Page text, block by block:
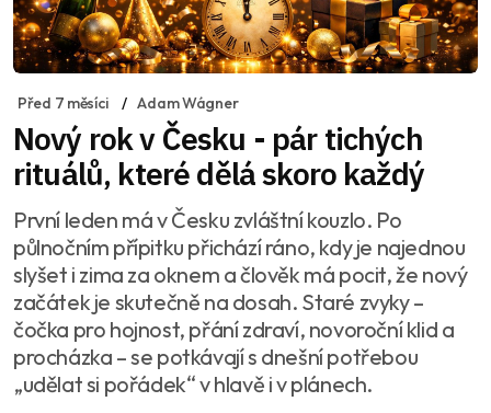
Před 7 měsíci Adam Wágner
Nový rok v Česku - pár tichých
rituálů, které dělá skoro každý
První leden má v Česku zvláštní kouzlo. Po
půlnočním přípitku přichází ráno, kdy je najednou
slyšet i zima za oknem a člověk má pocit, že nový
začátek je skutečně na dosah. Staré zvyky –
čočka pro hojnost, přání zdraví, novoroční klid a
procházka – se potkávají s dnešní potřebou
„udělat si pořádek“ v hlavě i v plánech.